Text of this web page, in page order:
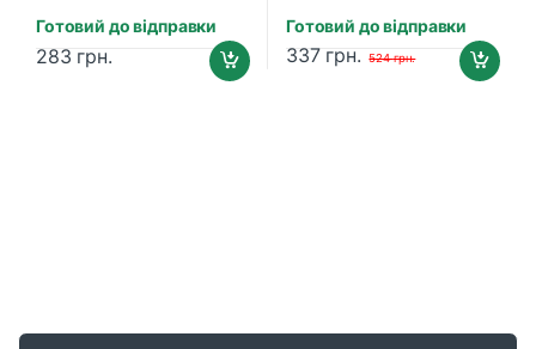
Готовий до відправки
283 грн.
Готовий до відправки
337 грн. 524грн.